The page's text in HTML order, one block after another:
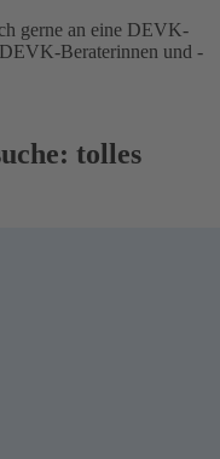
gerne an eine DEVK-
Beraterinnen und -
tolles